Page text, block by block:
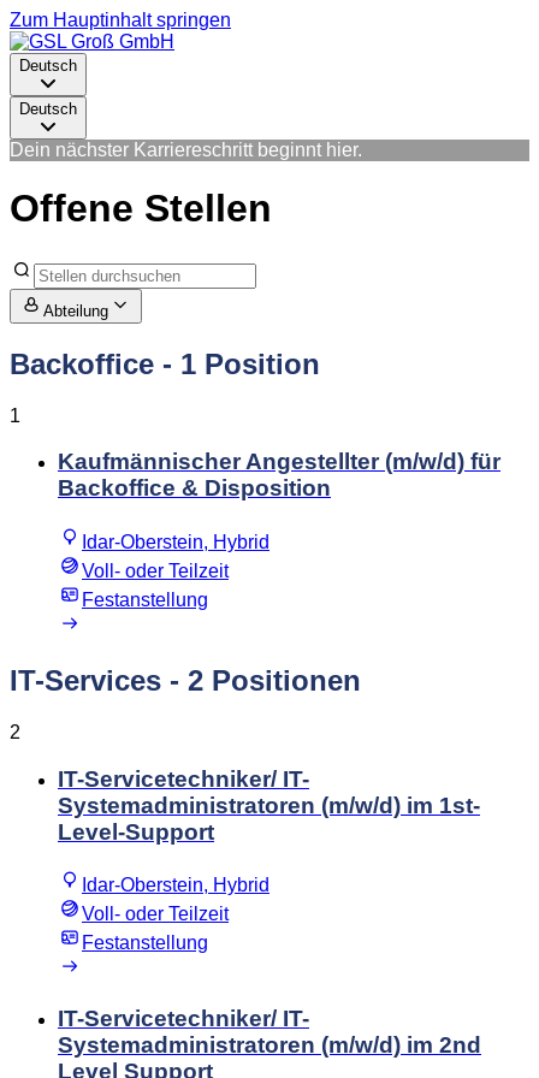
Zum Hauptinhalt springen
Deutsch
Deutsch
Dein nächster Karriereschritt beginnt hier.
Offene Stellen
Abteilung
Backoffice - 1 Position
1
Kaufmännischer Angestellter (m/w/d) für
Backoffice & Disposition
Idar-Oberstein, Hybrid
Voll- oder Teilzeit
Festanstellung
IT-Services - 2 Positionen
2
IT-Servicetechniker/ IT-
Systemadministratoren (m/w/d) im 1st-
Level-Support
Idar-Oberstein, Hybrid
Voll- oder Teilzeit
Festanstellung
IT-Servicetechniker/ IT-
Systemadministratoren (m/w/d) im 2nd
Level Support